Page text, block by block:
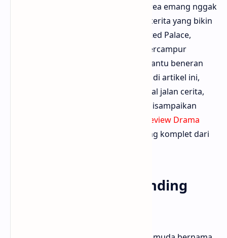
Hello sobat Bloggermuda Drama Korea emang nggak
pernah kehabisan ide buat nyajikan cerita yang bikin
penasaran. Salah satunya, The Haunted Palace,
drama yang nyuguhin kisah horor bercampur
psikologis yang bikin kita mikir, “Ini hantu beneran
atau trauma masa lalu aja, sih?” Nah, di artikel ini,
Bloggermuda bakal ngulas tuntas soal jalan cerita,
karakter, visual, sampai pesan yang disampaikan
Review Drama
, ini dia ulasan paling komplet dari
Plot yang Bikin Merinding